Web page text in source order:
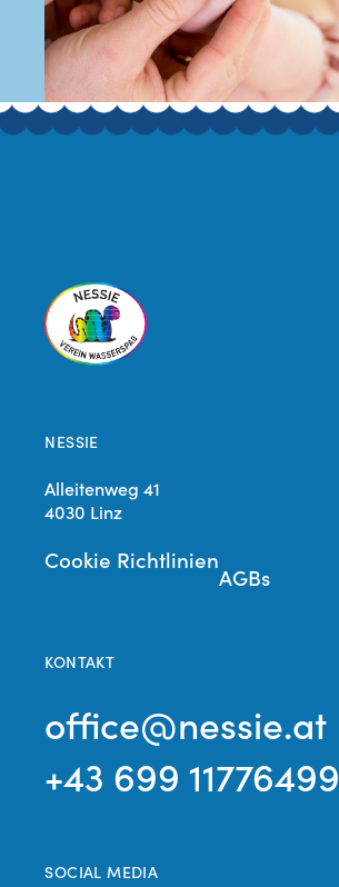
NESSIE
Alleitenweg 41
4030 Linz
Cookie Richtlinien
AGBs
KONTAKT
office@nessie.at
+43 699 11776499
SOCIAL MEDIA